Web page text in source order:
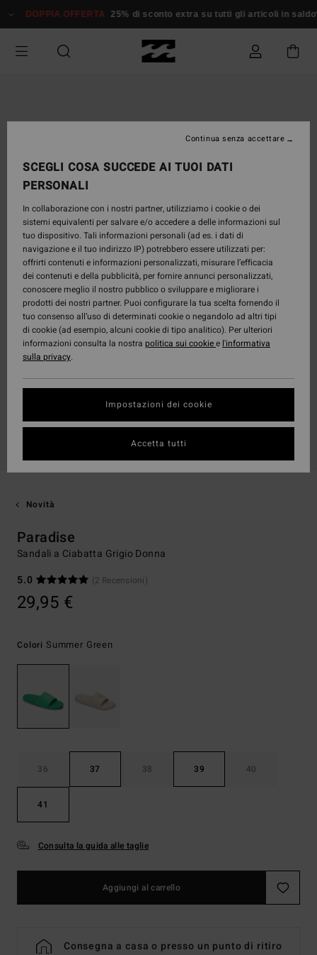
alle
prodotto
DOPPIA OFFERTA 25% di sconto extra su tutti gli articoli in
Novità
Paradise
Sandali a Ciabatta Grigio Donna
5.0
(2 Recensioni)
29,95 €
Colori Summer Green
36 37 38 39 40
41
Consulta la guida alle taglie
Aggiungi al carrello
Consegna a casa o presso un punto di ritiro
SCEGLI COSA SUCCEDE AI TUOI DATI
PERSONALI
In collaborazione con i nostri partner, utilizziamo i cookie o dei
sistemi equivalenti per salvare e/o accedere a delle informazioni sul
tuo dispositivo. Tali informazioni personali (ad es. i dati di
navigazione e il tuo indirizzo IP) potrebbero essere utilizzati per:
offrirti contenuti e informazioni personalizzati, misurare l’efficacia
dei contenuti e della pubblicità, per fornire annunci personalizzati,
conoscere meglio il nostro pubblico o sviluppare e migliorare i
prodotti dei nostri partner. Puoi configurare la tua scelta fornendo il
tuo consenso all’uso di determinati cookie o negandolo ad altri tipi
di cookie (ad esempio, alcuni cookie di tipo analitico). Per ulteriori
informazioni consulta la nostra politica sui cookiee l'informativa
sulla privacy.
Impostazioni dei cookie
Continua senza accettare
Accetta tutti